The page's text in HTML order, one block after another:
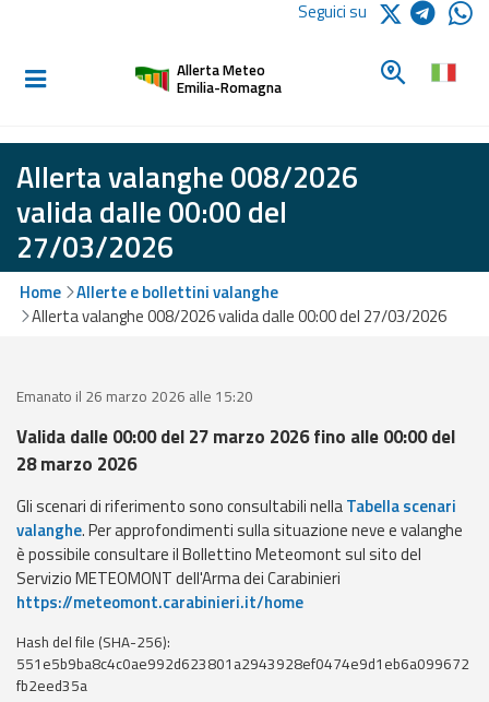
Informati e
Allerte E
Bollettini
Allerte e
Bollettini
Meteo
Bollettini
Monitoraggio
eventi
Previsioni e dati
Previsioni meteo e
marine
Dati osservati
Seguici su
Allerta Meteo
Emilia-Romagna
Cerca un
Allerta valanghe 008/2026
valida dalle 00:00 del
27/03/2026
Home
Allerte e bollettini valanghe
Allerta valanghe 008/2026 valida dalle 00:00 del 27/03/2026
Emanato il 26 marzo 2026 alle 15:20
Valida dalle 00:00 del 27 marzo 2026 fino alle 00:00 del
28 marzo 2026
Gli scenari di riferimento sono consultabili nellaTabella scenari
valanghe. Per approfondimenti sulla situazione neve e valanghe
è possibile consultare il Bollettino Meteomont sul sito del
Servizio METEOMONT dell'Arma dei Carabinieri
https://meteomont.carabinieri.it/home
Hash del file (SHA-256):
551e5b9ba8c4c0ae992d623801a2943928ef0474e9d1eb6a099672
fb2eed35a